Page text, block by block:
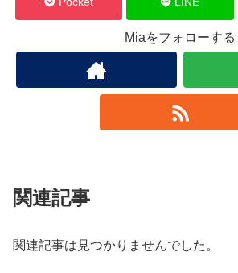
Miaをフォローする
関連記事
関連記事は見つかりませんでした。